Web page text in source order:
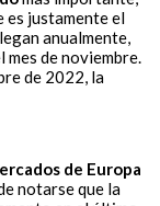
es justamente el
anualmente,
mes de noviembre.
de 2022, la
de Europa
notarse que la